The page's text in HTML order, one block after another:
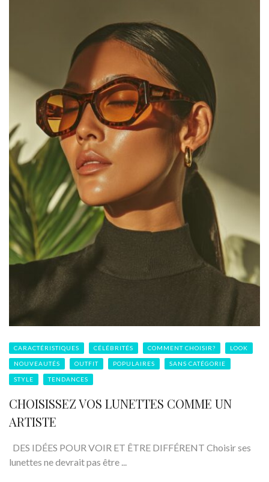
CARACTÉRISTIQUES CÉLÉBRITÉS COMMENT CHOISIR? LOOK
NOUVEAUTÉS OUTFIT POPULAIRES SANS CATÉGORIE
STYLE TENDANCES
CHOISISSEZ VOS LUNETTES COMME UN
ARTISTE
DES IDÉES POUR VOIR ET ÊTRE DIFFÉRENT Choisir ses
lunettes ne devrait pas être ...